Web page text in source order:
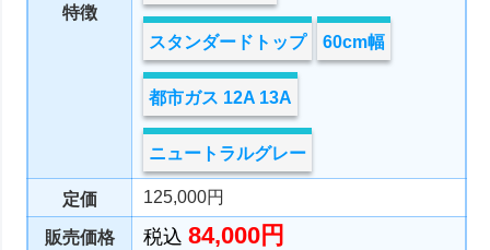
特徴
スタンダードトップ 60cm幅
都市ガス 12A 13A
ニュートラルグレー
定価 125,000円
販売価格 税込84,000円